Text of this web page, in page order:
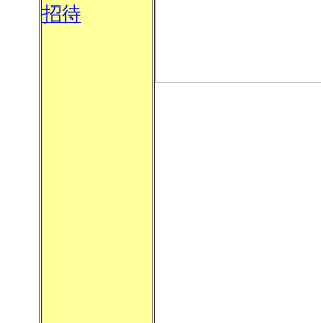
招待